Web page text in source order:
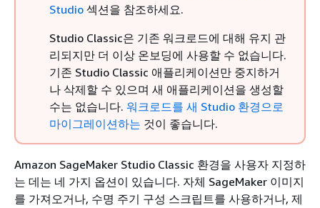
Studio 섹션을 참조하세요.
Studio Classic은 기존 워크로드에 대해 유지 관
리되지만 더 이상 온보딩에 사용할 수 없습니다.
기존 Studio Classic 애플리케이션만 중지하거
나 삭제할 수 있으며 새 애플리케이션을 생성할
수는 없습니다. 워크로드를 새 Studio 환경으로
마이그레이션하는 것이 좋습니다.
Amazon SageMaker Studio Classic 환경을 사용자 지정하
는 데는 네 가지 옵션이 있습니다. 자체 SageMaker 이미지
를 가져오거나, 수명 주기 구성 스크립트를 사용하거나, 제